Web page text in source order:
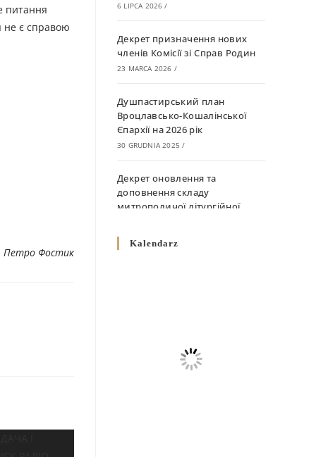
питання
не є справою
Петро Фостик
6 LIPCA 2026 /
Декрет призначення нових
членів Комісії зі Справ Родин
23 MARCA 2026 /
Душпастирський план
Вроцлавсько-Кошалінської
Єпархії на 2026 рік
30 GRUDNIA 2025 /
Декрет оновлення та
доповнення складу
митрополичої літургійної
10 GRUDNIA 2025
Декрет про відзначення
Великодня і всіх рухомих
Kalendarz